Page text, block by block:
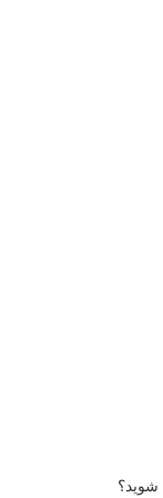
Application error: a
شوید؟